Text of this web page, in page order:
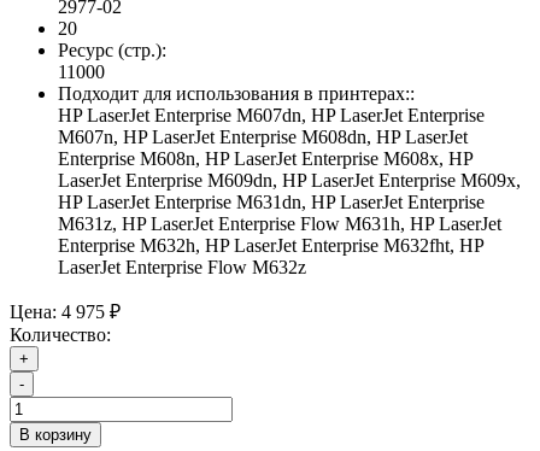
2977-02
20
Ресурс (стр.):
11000
Подходит для использования в принтерах::
HP LaserJet Enterprise M607dn, HP LaserJet Enterprise
M607n, HP LaserJet Enterprise M608dn, HP LaserJet
Enterprise M608n, HP LaserJet Enterprise M608x, HP
LaserJet Enterprise M609dn, HP LaserJet Enterprise M609x,
HP LaserJet Enterprise M631dn, HP LaserJet Enterprise
M631z, HP LaserJet Enterprise Flow M631h, HP LaserJet
Enterprise M632h, HP LaserJet Enterprise M632fht, HP
LaserJet Enterprise Flow M632z
Цена: 4 975 ₽
Количество:
+
-
В корзину